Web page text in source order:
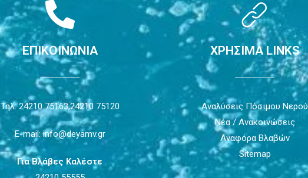
ΕΠΙΚΟΙΝΩΝΙΑ
Τηλ: 24210 75163,24210 75120
E-mail: info@deyamv.gr
Για Βλάβες Καλέστε
ΧΡΗΣΙΜΑ LINKS
Αναλύσεις Πόσιμου Νερού
Νέα / Ανακοινώσεις
Αναφόρα Βλαβών
Sitemap